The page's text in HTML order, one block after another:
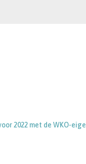
2022 met de WKO-